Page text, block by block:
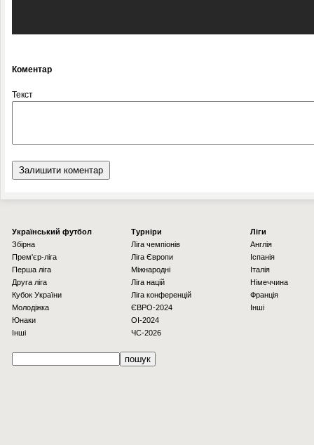
Коментар
Текст
Українcький футбол
Збірна
Прем'єр-ліга
Перша ліга
Друга ліга
Кубок України
Молодіжка
Юнаки
Інші
Турніри
Ліга чемпіонів
Ліга Європи
Міжнародні
Ліга націй
Ліга конференцій
ЄВРО-2024
OI-2024
ЧС-2026
Ліги
Англія
Іспанія
Італія
Німеччина
Франція
Інші